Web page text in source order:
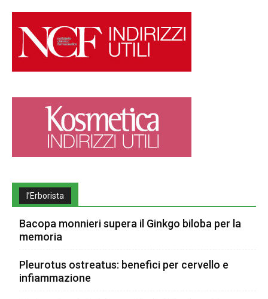
l’Erborista
Bacopa monnieri supera il Ginkgo biloba per la
memoria
Pleurotus ostreatus: benefici per cervello e
infiammazione